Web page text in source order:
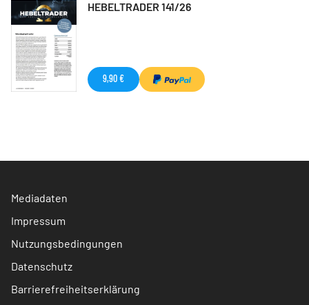
HEBELTRADER 141/26
9,90 €
Mediadaten
Impressum
Nutzungsbedingungen
Datenschutz
Barrierefreiheitserklärung